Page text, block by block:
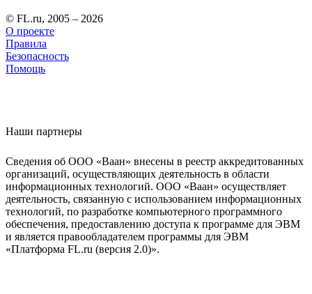
© FL.ru, 2005 – 2026
О проекте
Правила
Безопасность
Помощь
Наши партнеры
Сведения об ООО «Ваан» внесены в реестр аккредитованных
организаций, осуществляющих деятельность в области
информационных технологий. ООО «Ваан» осуществляет
деятельность, связанную с использованием информационных
технологий, по разработке компьютерного программного
обеспечения, предоставлению доступа к программе для ЭВМ
и является правообладателем программы для ЭВМ
«Платформа FL.ru (версия 2.0)».